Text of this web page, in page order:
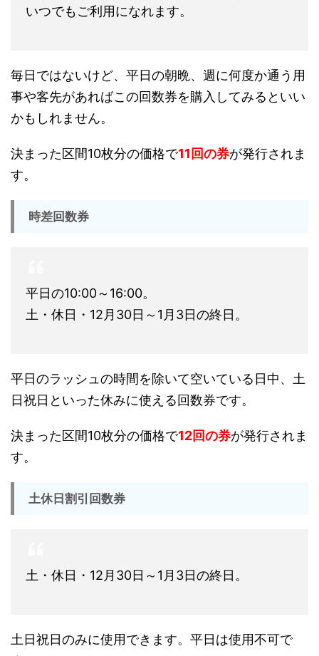
いつでもご利用になれます。
毎日ではないけど、平日の朝晩、週に何度か通う用
事や客先があればこの回数券を購入してみるといい
かもしれません。
決まった区間10枚分の価格で11回の券が発行されま
す。
時差回数券
平日の10:00～16:00。
土・休日・12月30日～1月3日の終日。
平日のラッシュの時間を除いて空いている日中、土
日祝日といった休みに使える回数券です。
決まった区間10枚分の価格で12回の券が発行されま
す。
土休日割引回数券
土・休日・12月30日～1月3日の終日。
土日祝日のみに使用できます。平日は使用不可で